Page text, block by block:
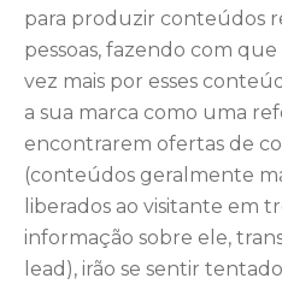
para produzir conteúdos
pessoas, fazendo com
vez mais por esses
a sua marca como uma
encontrarem ofertas de
(conteúdos geralmente
liberados ao visitante em
informação sobre ele,
lead), irão se sentir